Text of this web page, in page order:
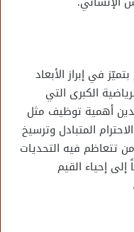
في إبراز الأبعاد
الكبرى التي
أهمية توظيف مثل
المتبادل وترسيخ
تتعاظم فيه التحديات
إلى إحياء القيم